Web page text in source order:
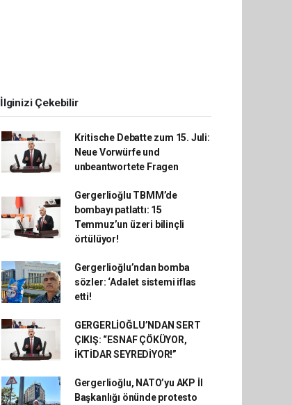
İlginizi Çekebilir
Kritische Debatte zum 15. Juli:
Neue Vorwürfe und
unbeantwortete Fragen
Gergerlioğlu TBMM’de
bombayı patlattı: 15
Temmuz’un üzeri bilinçli
örtülüyor!
Gergerlioğlu’ndan bomba
sözler: ‘Adalet sistemi iflas
etti!
GERGERLİOĞLU’NDAN SERT
ÇIKIŞ: “ESNAF ÇÖKÜYOR,
İKTİDAR SEYREDİYOR!”
Gergerlioğlu, NATO’yu AKP İl
Başkanlığı önünde protesto